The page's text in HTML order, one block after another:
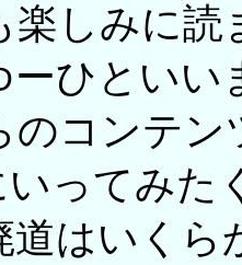
楽しみに読
ーひといい
のコンテ
いってみた
道はいくら